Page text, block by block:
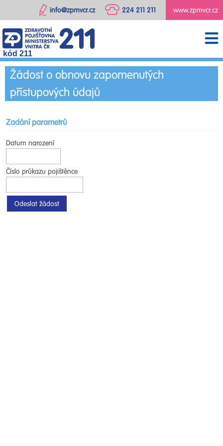
www.zpmvcr.cz
224 211 211
info@zpmvcr.cz
kód 211
Žádost o obnovu zapomenutých
přístupových údajů
Zadání parametrů
Datum narození
Číslo průkazu pojištěnce